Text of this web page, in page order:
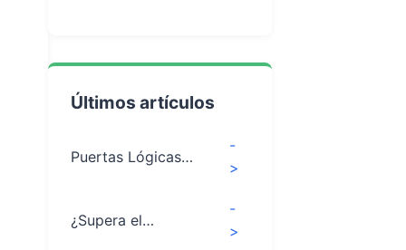
Últimos artículos
Puertas Lógicas
-
>
¿Supera el
-
>